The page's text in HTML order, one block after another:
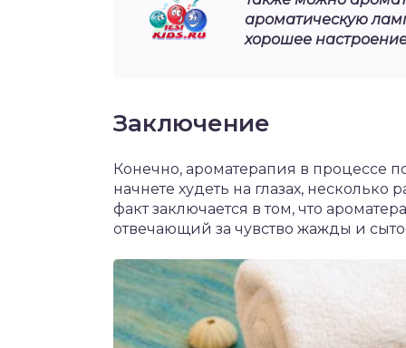
ароматическую
хорошее
Заключение
Конечно, ароматерапия в процессе
начнете худеть на глазах,
факт заключается в том, что
отвечающий за чувство жажды и